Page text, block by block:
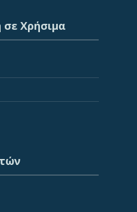
Χρήσιμα